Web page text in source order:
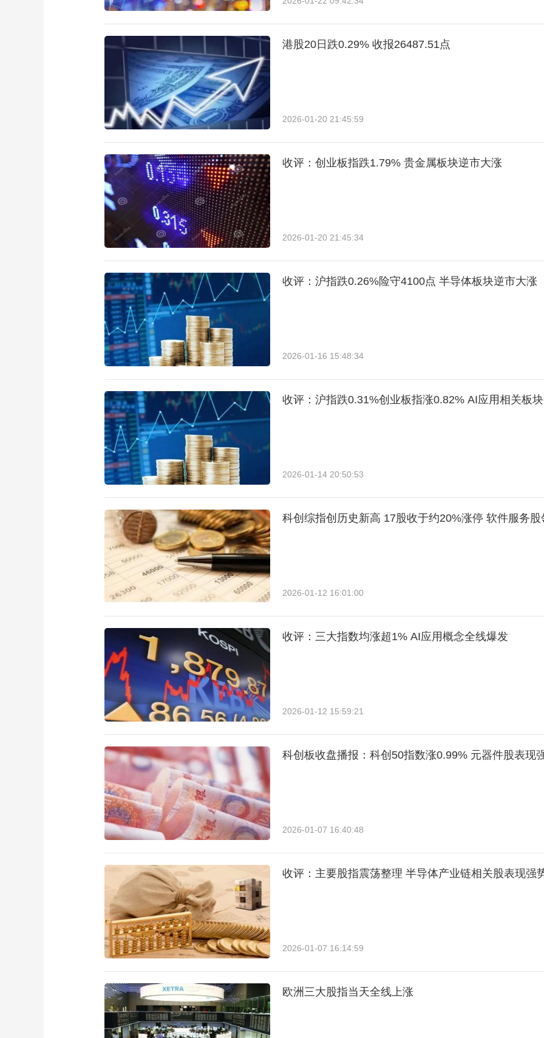
港股20日跌0.29% 收报26487.51点
2026-01-20 21:45:59
收评：创业板指跌1.79% 贵金属板块逆市大涨
2026-01-20 21:45:34
收评：沪指跌0.26%险守4100点 半导体板块逆市大涨
2026-01-16 15:48:34
收评：沪指跌0.31%创业板指涨0.82% AI应用相关板
2026-01-14 20:50:53
科创综指创历史新高 17股收于约20%涨停 软件服务股
2026-01-12 16:01:00
收评：三大指数均涨超1% AI应用概念全线爆发
2026-01-12 15:59:21
科创板收盘播报：科创50指数涨0.99% 元器件股表现
2026-01-07 16:40:48
收评：主要股指震荡整理 半导体产业链相关股表现强
2026-01-07 16:14:59
欧洲三大股指当天全线上涨